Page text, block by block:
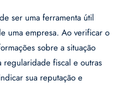
ser uma ferramenta útil
uma empresa. Ao verificar o
sobre a situação
regularidade fiscal e outras
sua reputação e